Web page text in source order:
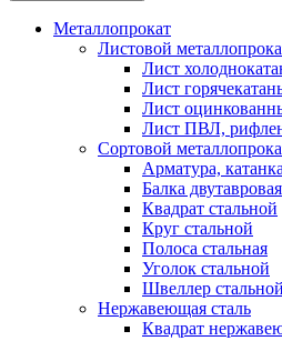
Металлопрокат
Листовой
Лист
Лист
Лист
Лист ПВЛ,
Сортовой
Арматура, катанка
Балка двутавровая
Квадрат стальной
Круг стальной
Полоса стальная
Уголок стальной
Швеллер стальной
Нержавеющая сталь
Квадрат